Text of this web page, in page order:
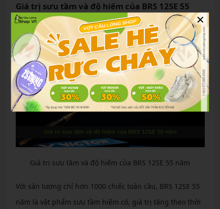
Giá trị sưu tầm và độ hiếm của BRS 12SE 55
năm
Giá trị sưu tầm và độ hiếm của BRS 12SE 55 năm
Với sản lượng chỉ hơn 1000 chiếc toàn cầu, BRS 12SE 55
năm là vật phẩm sưu tầm hiếm có, giá trị tăng theo thời
×